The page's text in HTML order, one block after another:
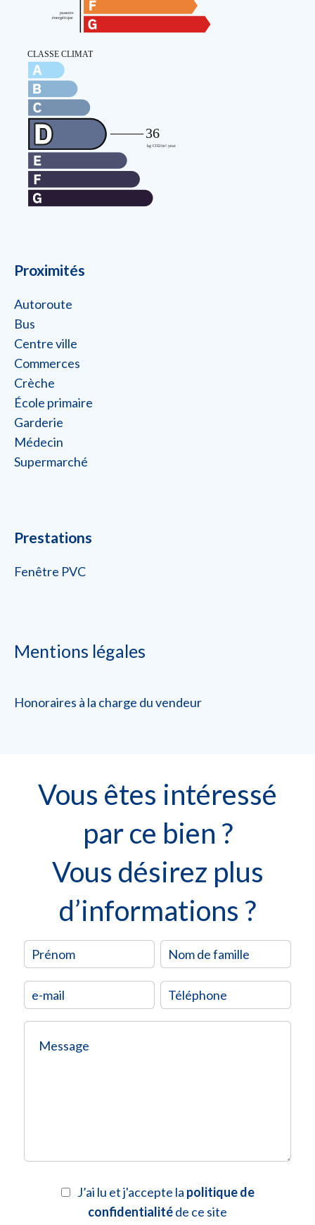
Proximités
Autoroute
Bus
Centre ville
Commerces
Crèche
École primaire
Garderie
Médecin
Supermarché
Prestations
Fenêtre PVC
Mentions légales
Honoraires à la charge du vendeur
Vous êtes intéressé
par ce bien ?
Vous désirez plus
d’informations ?
J’ai lu et j'accepte la politique de
confidentialitéde ce site